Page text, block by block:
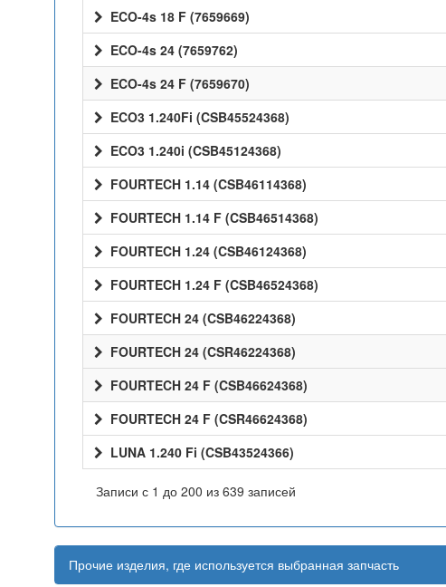
ECO-4s 18 F (7659669)
ECO-4s 24 (7659762)
ECO-4s 24 F (7659670)
ECO3 1.240Fi (CSB45524368)
ECO3 1.240i (CSB45124368)
FOURTECH 1.14 (CSB46114368)
FOURTECH 1.14 F (CSB46514368)
FOURTECH 1.24 (CSB46124368)
FOURTECH 1.24 F (CSB46524368)
FOURTECH 24 (CSB46224368)
FOURTECH 24 (CSR46224368)
FOURTECH 24 F (CSB46624368)
FOURTECH 24 F (CSR46624368)
LUNA 1.240 Fi (CSB43524366)
Записи с 1 до 200 из 639 записей
Прочие изделия, где используется выбранная запчасть